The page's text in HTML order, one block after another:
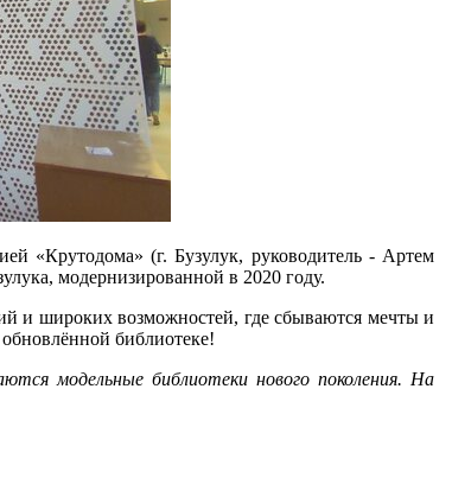
«Крутодома» (г. Бузулук, руководитель - Артем
модернизированной в 2020 году.
и широких возможностей, где сбываются мечты и
библиотеке!
модельные библиотеки нового поколения. На